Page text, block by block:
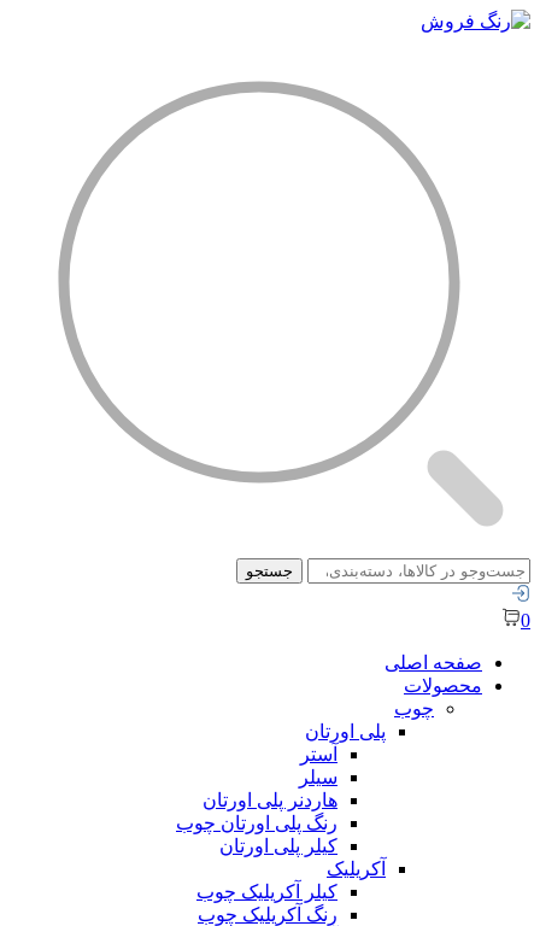
جستجو
برای:
جستجو
0
صفحه اصلی
محصولات
چوب
پلی اورتان
آستر
سیلر
هاردنر پلی اورتان
رنگ پلی اورتان چوب
کیلر پلی اورتان
آکریلیک
کیلر آکریلیک چوب
رنگ آکریلیک چوب